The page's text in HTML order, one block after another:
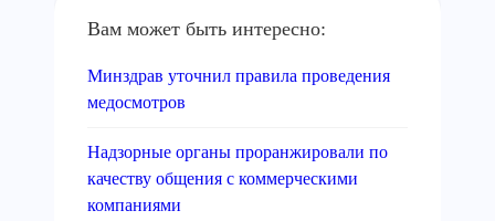
Вам может быть интересно:
Минздрав уточнил правила проведения
медосмотров
Надзорные органы проранжировали по
качеству общения с коммерческими
компаниями